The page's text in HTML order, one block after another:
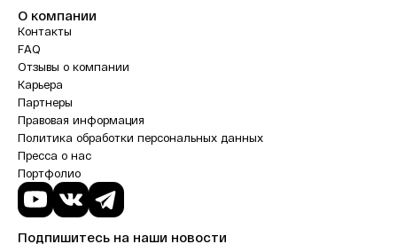
О компании
Контакты
FAQ
Отзывы о компании
Карьера
Партнеры
Правовая информация
Политика обработки персональных данных
Пресса о нас
Портфолио
Подпишитесь на наши новости